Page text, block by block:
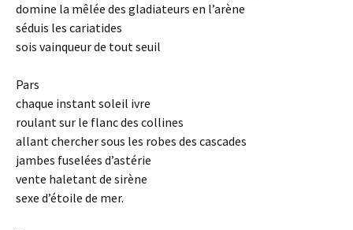
domine la mêlée des gladiateurs en l’arène
séduis les cariatides
sois vainqueur de tout seuil
Pars
chaque instant soleil ivre
roulant sur le flanc des collines
allant chercher sous les robes des cascades
jambes fuselées d’astérie
vente haletant de sirène
sexe d’étoile de mer.